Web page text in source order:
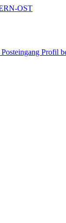
Posteingang Profil